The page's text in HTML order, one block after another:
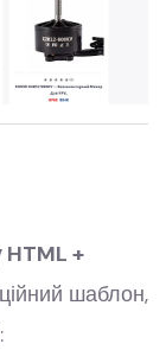
HTML +
шаблон,
: